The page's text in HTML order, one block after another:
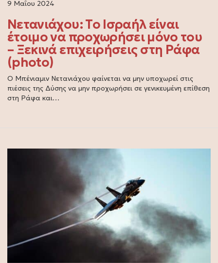
9 Μαΐου 2024
Νετανιάχου: Το Ισραήλ είναι
έτοιμο να προχωρήσει μόνο του
– Ξεκινά επιχειρήσεις στη Ράφα
(photo)
Ο Μπένιαμιν Νετανιάχου φαίνεται να μην υποχωρεί στις
πιέσεις της Δύσης να μην προχωρήσει σε γενικευμένη επίθεση
στη Ράφα και…